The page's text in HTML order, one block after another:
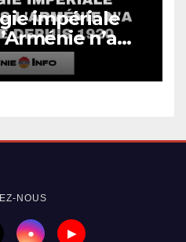
impériale
n’a
1920
NOUS
● ▶